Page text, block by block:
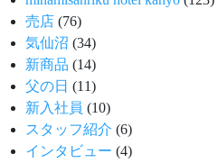
売店 (76)
気仙沼 (34)
新商品 (14)
父の日 (11)
新入社員 (10)
スタッフ紹介 (6)
インタビュー (4)